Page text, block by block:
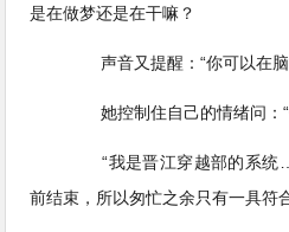
是在做梦还是在干嘛？
声音又提醒：“你可以在
她控制住自己的情绪问：“
“我是晋江穿越部的系统
前结束，所以匆忙之余只有一具